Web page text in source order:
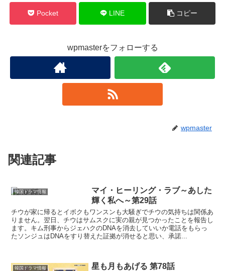
Pocket LINE コピー
wpmasterをフォローする
wpmaster
関連記事
韓国ドラマ情報
マイ・ヒーリング・ラブ～あした
輝く私へ～第29話
チウが家に帰るとイボクもワンスンも大騒ぎでチウの気持ちは関係あ
りません。翌日、チウはサムスクに実の親が見つかったことを報告し
ます。キム刑事からジェハクのDNAを消去していいか電話をもらっ
たソンジュはDNAをすり替えた証拠が消せると思い、承諾...
韓国ドラマ情報 星も月もあげる 第78話